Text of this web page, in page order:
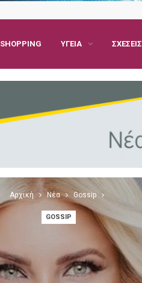
SHOPPING ΥΓΕΊΑ ΣΧΈΣΕΙΣ
Αρχική Νέα Gossip
GOSSIP